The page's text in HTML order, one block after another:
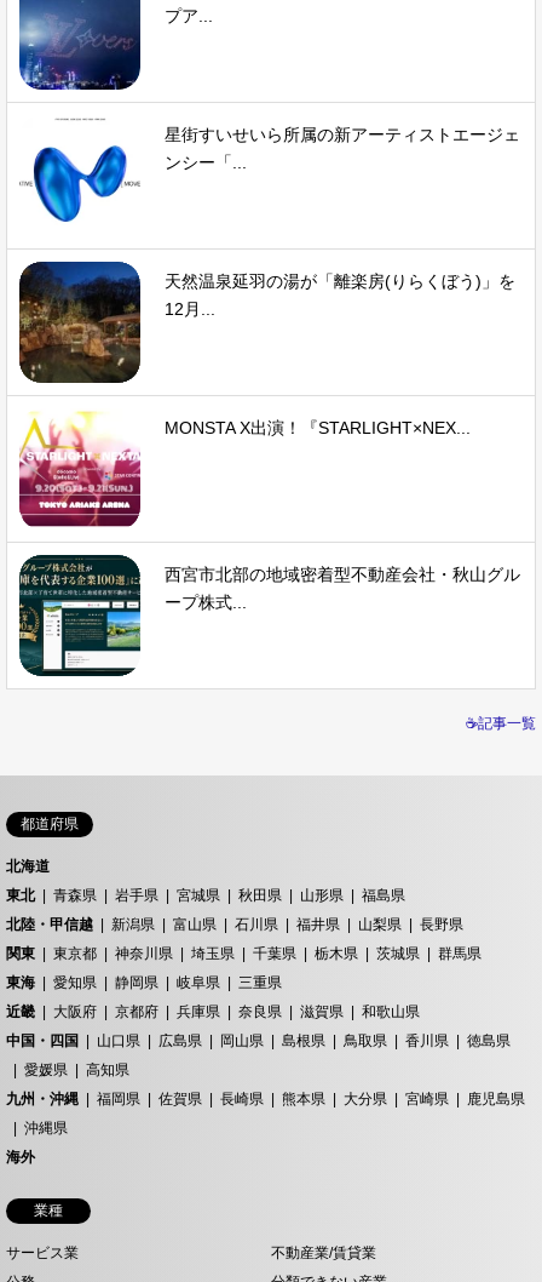
プア...
星街すいせいら所属の新アーティストエージェ
ンシー「...
天然温泉延羽の湯が「離楽房(りらくぼう)」を
12月...
MONSTA X出演！『STARLIGHT×NEX...
西宮市北部の地域密着型不動産会社・秋山グル
ープ株式...
☕記事一覧
都道府県
北海道
東北
青森県 岩手県 宮城県 秋田県 山形県
福島県
北陸・甲信越
新潟県 富山県 石川県 福井県 山梨県
長野県
関東
東京都 神奈川県 埼玉県 千葉県 栃木県 茨城県
群馬県
東海
愛知県 静岡県 岐阜県
三重県
近畿
大阪府 京都府 兵庫県 奈良県 滋賀県
和歌山県
中国・四国
山口県 広島県 岡山県 島根県 鳥取県 香川県
徳島県
愛媛県
高知県
九州・沖縄
福岡県 佐賀県 長崎県 熊本県 大分県 宮崎県
鹿児島県
沖縄県
海外
業種
サービス業
不動産業/賃貸業